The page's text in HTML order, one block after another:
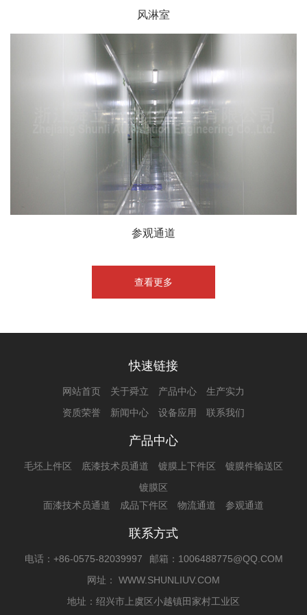
风淋室
参观通道
查看更多
快速链接
网站首页 关于舜立 产品中心
生产实力
资质荣誉
新闻中心 设备应用 联系我们
产品中心
毛坯上件区 底漆技术员通道 镀膜上下件区
镀膜件输送区
镀膜区
面漆技术员通道
成品下件区 物流通道 参观通道
联系方式
电话：+86-0575-82039997
邮箱：1006488775@QQ.COM
网址： WWW.SHUNLIUV.COM
地址：绍兴市上虞区小越镇田家村工业区